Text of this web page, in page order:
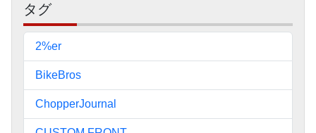
タグ
2%er
BikeBros
ChopperJournal